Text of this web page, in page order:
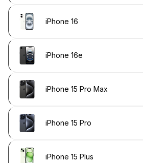
iPhone 16
iPhone 16e
iPhone 15 Pro Max
iPhone 15 Pro
iPhone 15 Plus